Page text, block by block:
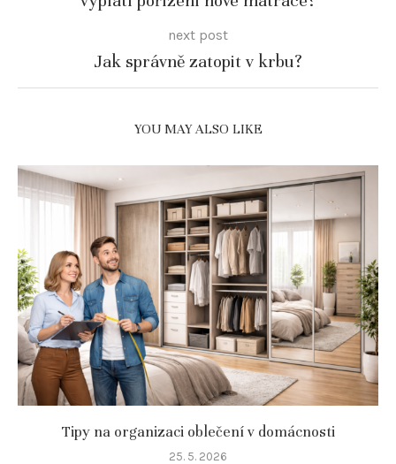
next post
Jak správně zatopit v krbu?
YOU MAY ALSO LIKE
Tipy na organizaci oblečení v domácnosti
25. 5. 2026